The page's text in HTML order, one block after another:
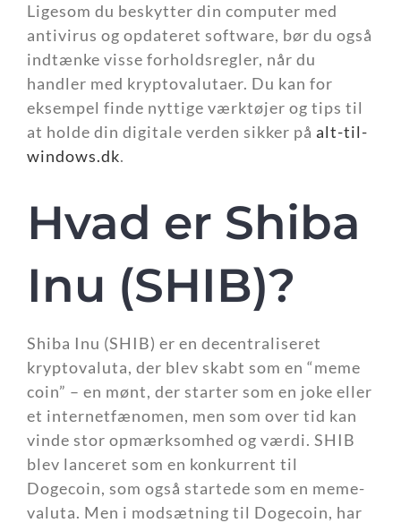
Ligesom du beskytter din computer med
antivirus og opdateret software, bør du også
indtænke visse forholdsregler, når du
handler med kryptovalutaer. Du kan for
eksempel finde nyttige værktøjer og tips til
at holde din digitale verden sikker på alt-til-
windows.dk.
Hvad er Shiba
Inu (SHIB)?
Shiba Inu (SHIB) er en decentraliseret
kryptovaluta, der blev skabt som en “meme
coin” – en mønt, der starter som en joke eller
et internetfænomen, men som over tid kan
vinde stor opmærksomhed og værdi. SHIB
blev lanceret som en konkurrent til
Dogecoin, som også startede som en meme-
valuta. Men i modsætning til Dogecoin, har